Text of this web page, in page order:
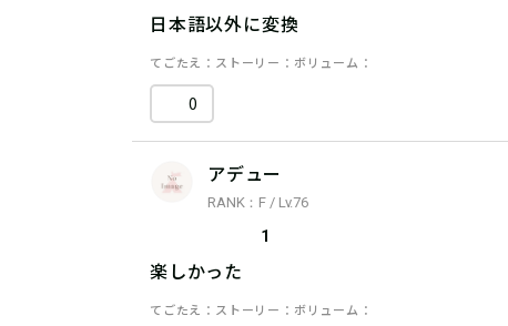
日本語以外に変換
てごたえ ストーリー ボリューム
0
アデュー
RANK：F / Lv.76
1
楽しかった
てごたえ ストーリー ボリューム